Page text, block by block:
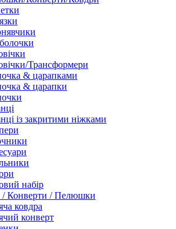
Трансформери
& царапками
& царапки
із закритими ніжками
набір
/ Конверти / Пелюшки
ковдра
конверт